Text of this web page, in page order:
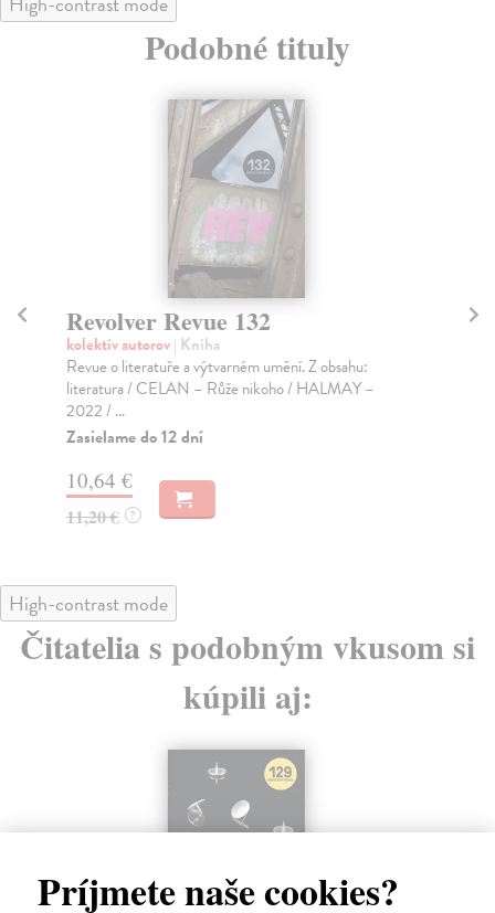
Príjmete naše cookies?
Podobné tituly
Revolver Revue 132
kolektív autorov| Kniha
Revue o literatuře a výtvarném umění. Z obsahu:
literatura / CELAN – Růže nikoho / HALMAY –
2022 / ...
Zasielame do 12 dní
10,64 €
11,20 € ?
High-contrast mode
Čitatelia s podobným vkusom si
kúpili aj: